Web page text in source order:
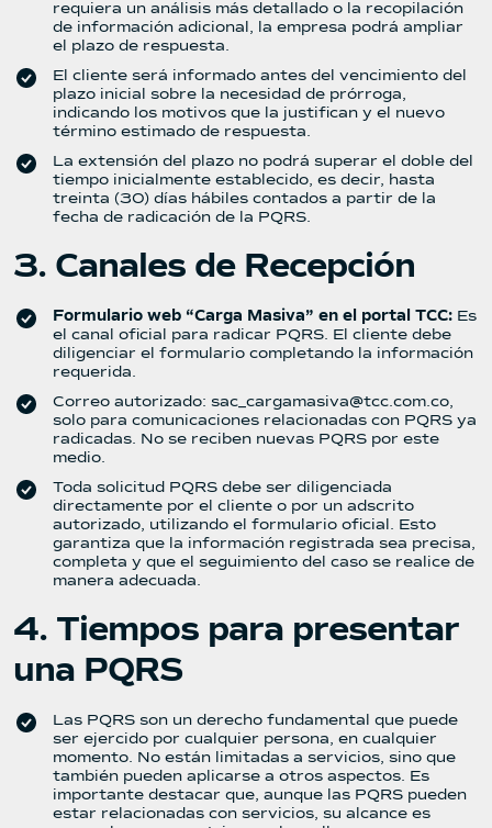
requiera un análisis más detallado o la recopilación
de información adicional, la empresa podrá ampliar
el plazo de respuesta.
El cliente será informado antes del vencimiento del
plazo inicial sobre la necesidad de prórroga,
indicando los motivos que la justifican y el nuevo
término estimado de respuesta.
La extensión del plazo no podrá superar el doble del
tiempo inicialmente establecido, es decir, hasta
treinta (30) días hábiles contados a partir de la
fecha de radicación de la PQRS.
3. Canales de Recepción
Formulario web “Carga Masiva” en el portal TCC: Es
el canal oficial para radicar PQRS. El cliente debe
diligenciar el formulario completando la información
requerida.
Correo autorizado: sac_cargamasiva@tcc.com.co,
solo para comunicaciones relacionadas con PQRS ya
radicadas. No se reciben nuevas PQRS por este
medio.
Toda solicitud PQRS debe ser diligenciada
directamente por el cliente o por un adscrito
autorizado, utilizando el formulario oficial. Esto
garantiza que la información registrada sea precisa,
completa y que el seguimiento del caso se realice de
manera adecuada.
4. Tiempos para presentar
una PQRS
Las PQRS son un derecho fundamental que puede
ser ejercido por cualquier persona, en cualquier
momento. No están limitadas a servicios, sino que
también pueden aplicarse a otros aspectos. Es
importante destacar que, aunque las PQRS pueden
estar relacionadas con servicios, su alcance es